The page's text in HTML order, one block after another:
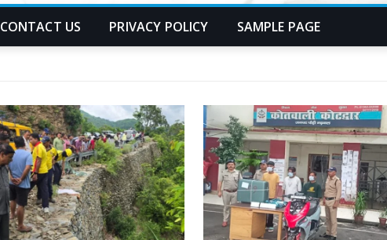
CONTACT US PRIVACY POLICY SAMPLE PAGE